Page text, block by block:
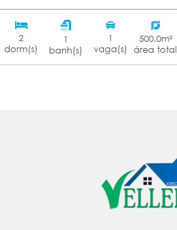
2
dorm(s)
1
banh(s)
1
vaga(s)
500.0m²
área total